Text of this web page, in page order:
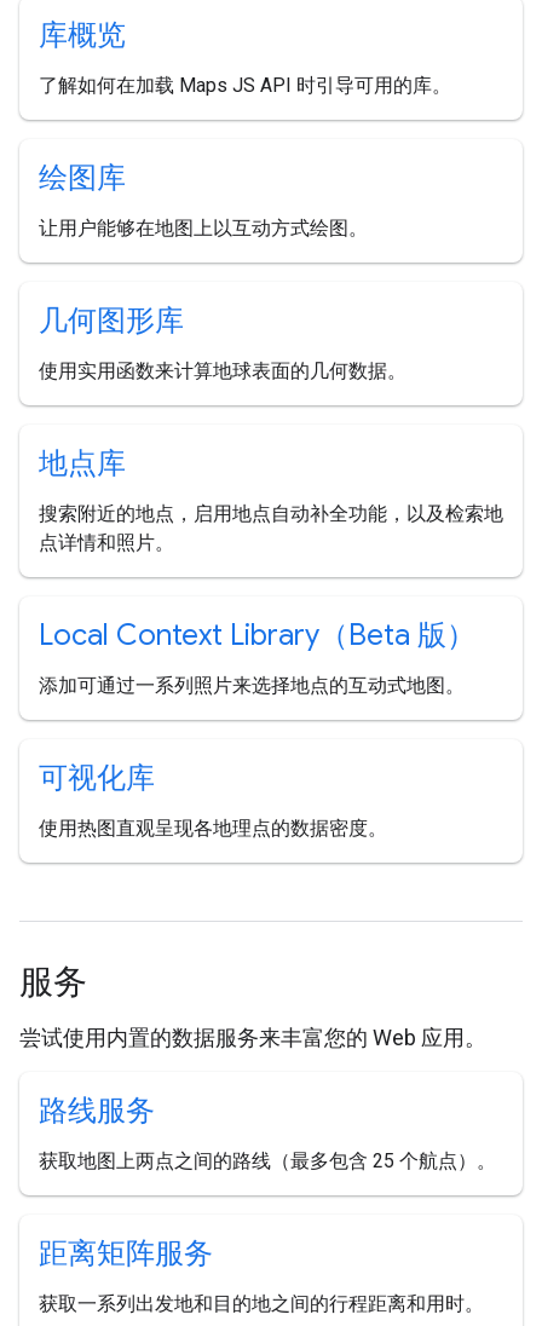
库概览
了解如何在加载 Maps JS API 时引导可用的库。
绘图库
让用户能够在地图上以互动方式绘图。
几何图形库
使用实用函数来计算地球表面的几何数据。
地点库
搜索附近的地点，启用地点自动补全功能，以及检索地
点详情和照片。
Local Context Library（Beta 版）
添加可通过一系列照片来选择地点的互动式地图。
可视化库
使用热图直观呈现各地理点的数据密度。
服务
尝试使用内置的数据服务来丰富您的 Web 应用。
路线服务
获取地图上两点之间的路线（最多包含 25 个航点）。
距离矩阵服务
获取一系列出发地和目的地之间的行程距离和用时。